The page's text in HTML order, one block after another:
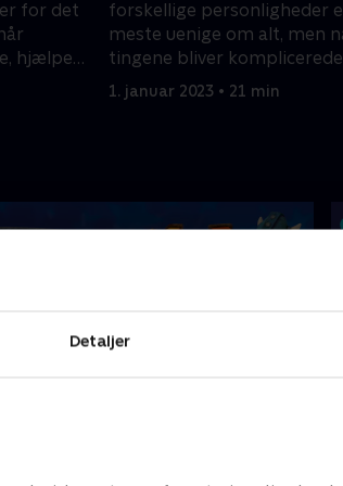
Detaljer
for det
hjælper
forskellige personligheder
meste uenige om alt, men
tingene bliver
de hinanden ud af
1. januar 2023 • 21 min